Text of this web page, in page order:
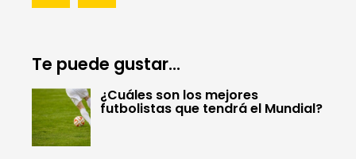
Te puede gustar...
¿Cuáles son los mejores
futbolistas que tendrá el Mundial?